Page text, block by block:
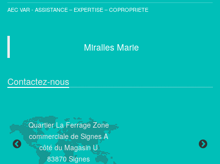
AEC VAR - ASSISTANCE – EXPERTISE – COPROPRIETE
Miralles Marie
Contactez-nous
Quartier La Ferrage Zone
commerciale de Signes A
côté du Magasin U
83870 Signes